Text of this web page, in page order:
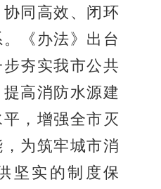
同高效、闭环
《办法》出台
夯实我市公共
高消防水源建
，增强全市灭
为筑牢城市消
坚实的制度保